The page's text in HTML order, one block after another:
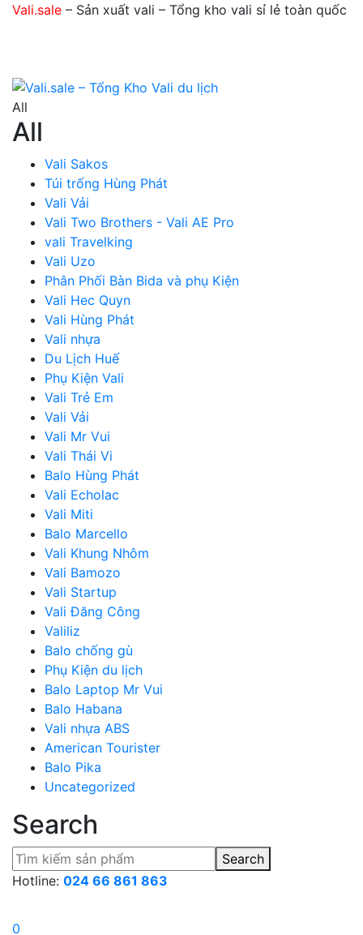
Vali.sale – Sản xuất vali – Tổng kho vali sỉ lẻ toàn quốc
All
All
Vali Sakos
Túi trống Hùng Phát
Vali Vải
Vali Two Brothers - Vali AE Pro
vali Travelking
Vali Uzo
Phân Phối Bàn Bida và phụ Kiện
Vali Hec Quyn
Vali Hùng Phát
Vali nhựa
Du Lịch Huế
Phụ Kiện Vali
Vali Trẻ Em
Vali Vải
Vali Mr Vui
Vali Thái Vi
Balo Hùng Phát
Vali Echolac
Vali Miti
Balo Marcello
Vali Khung Nhôm
Vali Bamozo
Vali Startup
Vali Đăng Công
Valiliz
Balo chống gù
Phụ Kiện du lịch
Balo Laptop Mr Vui
Balo Habana
Vali nhựa ABS
American Tourister
Balo Pika
Uncategorized
Search
Search
Hotline: 024 66 861 863
0